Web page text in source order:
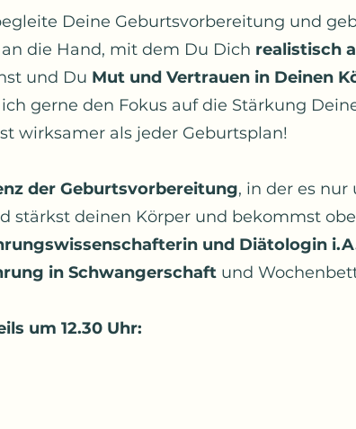
Deine Geburtsvorbereitung und
an die Hand, mit dem Du Dich realistisch
und Du Mut und Vertrauen in Deinen
gerne den Fokus auf die Stärkung
wirksamer als jeder Geburtsplan!
der Geburtsvorbereitung, in der es
stärkst deinen Körper und bekommst
und Diätologin
in Schwangerschaft und
um 12.30 Uhr: